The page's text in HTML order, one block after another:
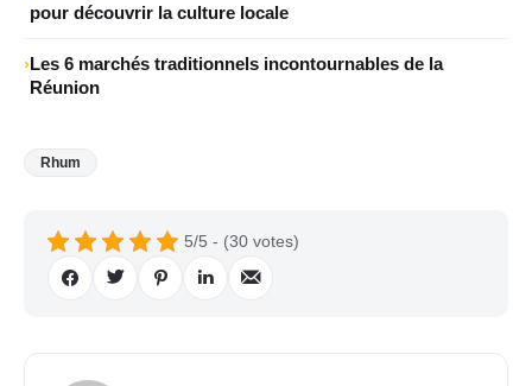
pour découvrir la culture locale
Les 6 marchés traditionnels incontournables de la
Réunion
Rhum
5/5 - (30 votes)